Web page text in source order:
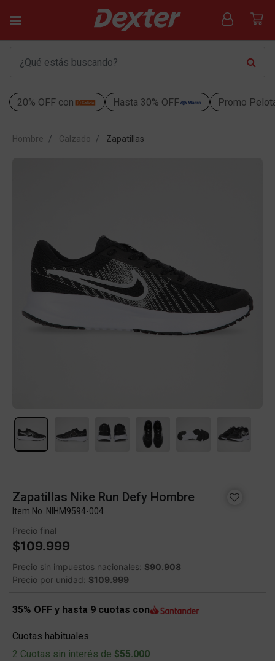
20% OFF con Hasta 30% OFF Promo
Hombre Calzado Zapatillas
Zapatillas Nike Run Defy Hombre
Item No. NIHM9594-004
Precio final
$109.999
Precio sin impuestos nacionales: $90.908
Precio por unidad: $109.999
35% OFF y hasta 9 cuotas con
Cuotas habituales
2 Cuotas sin interés de $55.000